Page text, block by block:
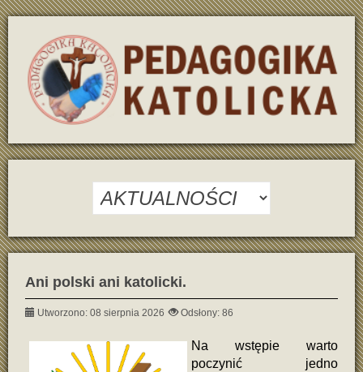
Ani polski ani katolicki.
Utworzono: 08 sierpnia 2026 Odsłony: 86
Na wstępie warto
poczynić jedno